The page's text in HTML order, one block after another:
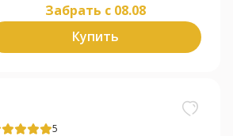
Забрать c 08.08
Купить
5